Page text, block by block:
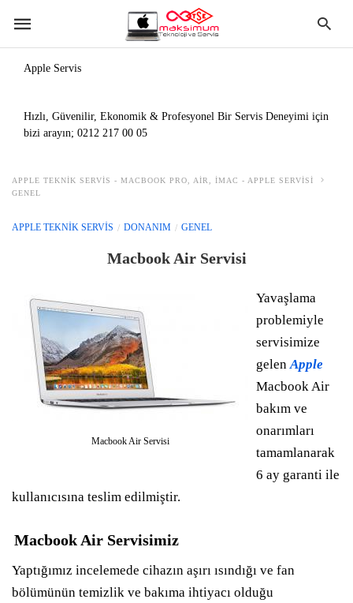
Apple Servis
Hızlı, Güvenilir, Ekonomik & Profesyonel Bir Servis Deneyimi için
bizi arayın; 0212 217 00 05
APPLE TEKNIK SERVIS - MACBOOK PRO, AIR, IMAC - APPLE SERVISI
GENEL
APPLE TEKNIK SERVIS DONANIM GENEL
Macbook Air Servisi
Macbook Air Servisi
Yavaşlama
problemiyle
servisimize
gelenApple
Macbook Air
bakım ve
onarımları
tamamlanarak
6 ay garanti ile
kullanıcısına teslim edilmiştir.
Macbook Air Servisimiz
Yaptığımız incelemede cihazın aşırı ısındığı ve fan
bölümünün temizlik ve bakıma ihtiyacı olduğu